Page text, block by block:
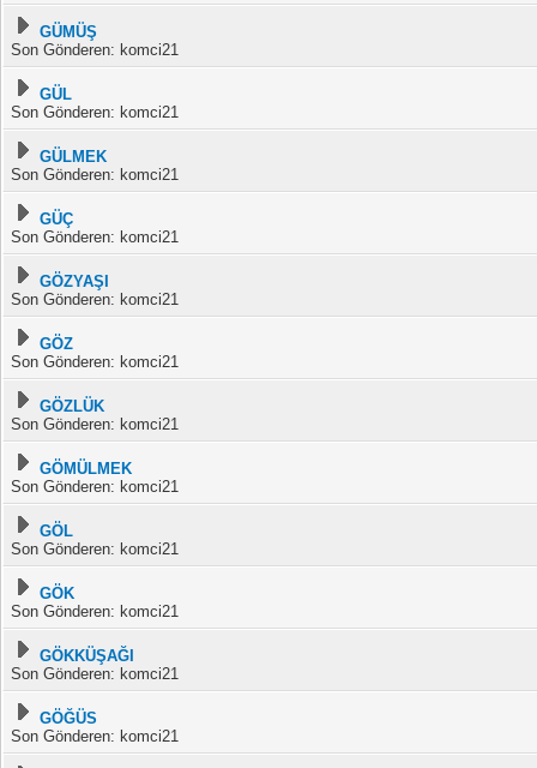
GÜMÜŞ
Son Gönderen: komci21
GÜL
Son Gönderen: komci21
GÜLMEK
Son Gönderen: komci21
GÜÇ
Son Gönderen: komci21
GÖZYAŞI
Son Gönderen: komci21
GÖZ
Son Gönderen: komci21
GÖZLÜK
Son Gönderen: komci21
GÖMÜLMEK
Son Gönderen: komci21
GÖL
Son Gönderen: komci21
GÖK
Son Gönderen: komci21
GÖKKÜŞAĞI
Son Gönderen: komci21
GÖĞÜS
Son Gönderen: komci21